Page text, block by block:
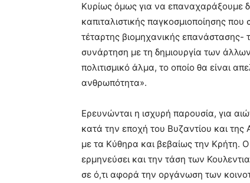
Κυρίως όμως για να επαναχαράξουμε
καπιταλιστικής παγκοσμιοποίησης που
τέταρτης βιομηχανικής επανάστασης-
συνάρτηση με τη δημιουργία των
πολιτισμικό άλμα, το οποίο θα είναι
ανθρωπότητα».
Ερευνώνται η ισχυρή παρουσία, για
κατά την εποχή του Βυζαντίου και
με τα Κύθηρα και βεβαίως την Κρήτη.
ερμηνεύσει και την τάση των
σε ό,τι αφορά την οργάνωση των